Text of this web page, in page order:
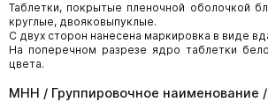
Таблетки, покрытые пленочной оболочкой
круглые, двояковыпуклые.
С двух сторон нанесена маркировка в виде
На поперечном разрезе ядро таблетки
цвета.
МНН / Группировочное наименование